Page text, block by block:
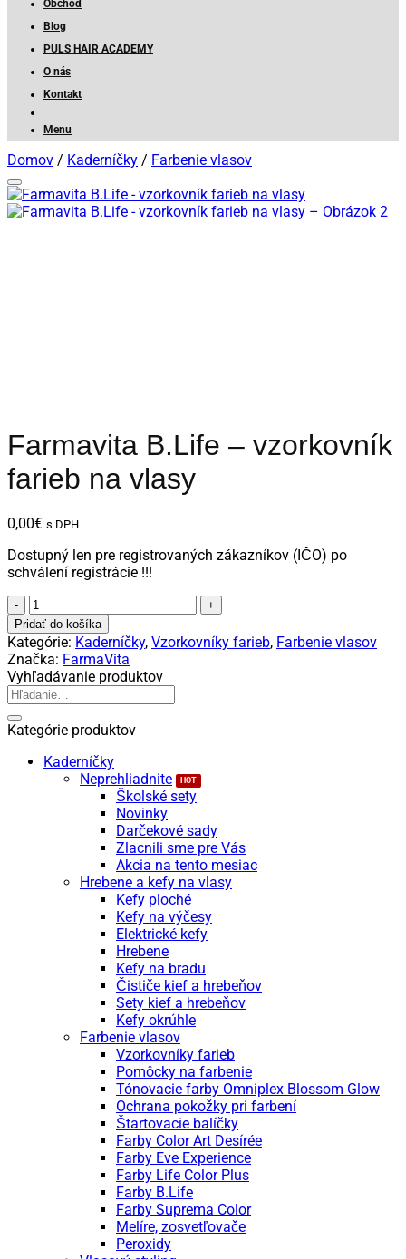
Obchod
Blog
PULS HAIR ACADEMY
O nás
Kontakt
Menu
Domov / Kaderníčky / Farbenie vlasov
Farmavita B.Life – vzorkovník
farieb na vlasy
0,00€ s DPH
Dostupný len pre registrovaných zákazníkov (IČO) po
schválení registrácie !!!
množstvo
Farmavita
B.Life
-
vzorkovník
farieb
na
vlasy
Pridať do košíka
Kategórie: Kaderníčky, Vzorkovníky farieb, Farbenie vlasov
Značka: FarmaVita
Vyhľadávanie produktov
Hľadať:
Kategórie produktov
Kaderníčky
Neprehliadnite
Školské sety
Novinky
Darčekové sady
Zlacnili sme pre Vás
Akcia na tento mesiac
Hrebene a kefy na vlasy
Kefy ploché
Kefy na výčesy
Elektrické kefy
Hrebene
Kefy na bradu
Čističe kief a hrebeňov
Sety kief a hrebeňov
Kefy okrúhle
Farbenie vlasov
Vzorkovníky farieb
Pomôcky na farbenie
Tónovacie farby Omniplex Blossom Glow
Ochrana pokožky pri farbení
Štartovacie balíčky
Farby Color Art Desírée
Farby Eve Experience
Farby Life Color Plus
Farby B.Life
Farby Suprema Color
Melíre, zosvetľovače
Peroxidy